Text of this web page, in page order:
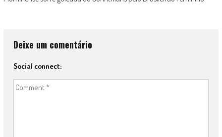
Deixe um comentário
Social connect: